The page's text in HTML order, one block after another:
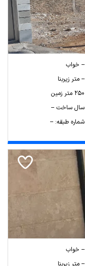
-- خواب
-- متر زیربنا
250 متر زمین
سال ساخت --
شماره طبقه: --
-- خواب
-- متر زیربنا